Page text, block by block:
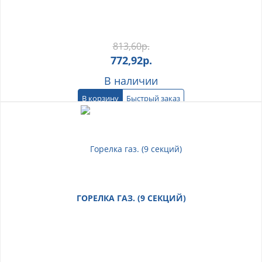
813,60р.
772,92р.
В наличии
В корзину Быстрый заказ
ГОРЕЛКА ГАЗ. (9 СЕКЦИЙ)